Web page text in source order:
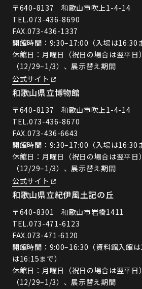
〒640-8137 和歌山市吹上1-4-14
TEL.073-436-8690
FAX.073-436-1337
開館時間：9:30–17:00（入場は16:30
休館日：月曜日（祝日の場合は翌平日
（12/29–1/3）、展示替え期間
公式サイト
和歌山県立博物館
〒640-8137 和歌山市吹上1-4-14
TEL.073-436-8670
FAX.073-436-6643
開館時間：9:30–17:00（入場は16:30
休館日：月曜日（祝日の場合は翌平日
（12/29–1/3）、展示替え期間
公式サイト
和歌山県立紀伊風土記の丘
〒640-8301 和歌山市岩橋1411
TEL.073-471-6123
FAX.073-471-6120
開館時間：9:00–16:30（資料館入館
は16:15まで）
休館日：月曜日（祝日の場合は翌平日
（12/29–1/3）、展示替え期間